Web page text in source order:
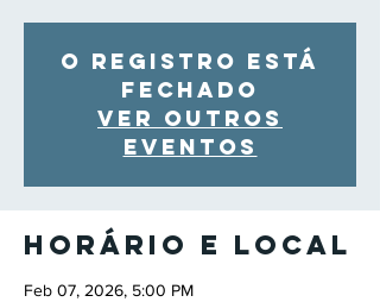
O registro está
fechado
Ver outros
eventos
Horário e local
Feb 07, 2026, 5:00 PM